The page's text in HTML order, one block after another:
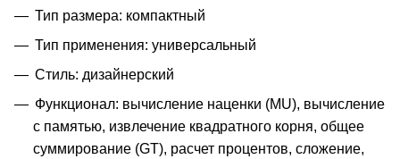
Тип размера: компактный
Тип применения: универсальный
Стиль: дизайнерский
Функционал: вычисление наценки (MU), вычисление
с памятью, извлечение квадратного корня, общее
суммирование (GT), расчет процентов, сложение,